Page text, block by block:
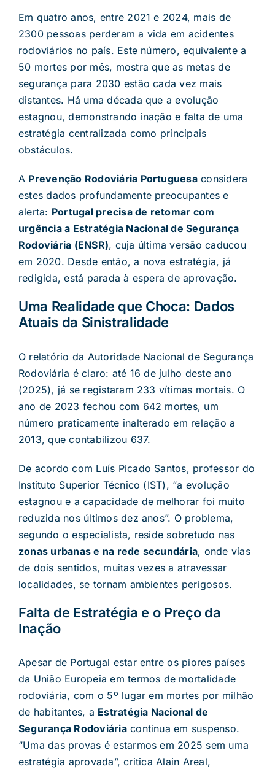
Em quatro anos, entre 2021 e 2024, mais de
2300 pessoas perderam a vida em acidentes
rodoviários no país. Este número, equivalente a
50 mortes por mês, mostra que as metas de
segurança para 2030 estão cada vez mais
distantes. Há uma década que a evolução
estagnou, demonstrando inação e falta de uma
estratégia centralizada como principais
obstáculos.
A Prevenção Rodoviária Portuguesaconsidera
estes dados profundamente preocupantes e
alerta: Portugal precisa de retomar com
urgência a Estratégia Nacional de Segurança
Rodoviária (ENSR), cuja última versão caducou
em 2020. Desde então, a nova estratégia, já
redigida, está parada à espera de aprovação.
Uma Realidade que Choca: Dados
Atuais da Sinistralidade
O relatório da Autoridade Nacional de Segurança
Rodoviária é claro: até 16 de julho deste ano
(2025), já se registaram 233 vítimas mortais. O
ano de 2023 fechou com 642 mortes, um
número praticamente inalterado em relação a
2013, que contabilizou 637.
De acordo com Luís Picado Santos, professor do
Instituto Superior Técnico (IST), “a evolução
estagnou e a capacidade de melhorar foi muito
reduzida nos últimos dez anos”. O problema,
segundo o especialista, reside sobretudo nas
zonas urbanas e na rede secundária, onde vias
de dois sentidos, muitas vezes a atravessar
localidades, se tornam ambientes perigosos.
Falta de Estratégia e o Preço da
Inação
Apesar de Portugal estar entre os piores países
da União Europeia em termos de mortalidade
rodoviária, com o 5º lugar em mortes por milhão
de habitantes, a Estratégia Nacional de
Segurança Rodoviáriacontinua em suspenso.
“Uma das provas é estarmos em 2025 sem uma
estratégia aprovada”, critica Alain Areal,